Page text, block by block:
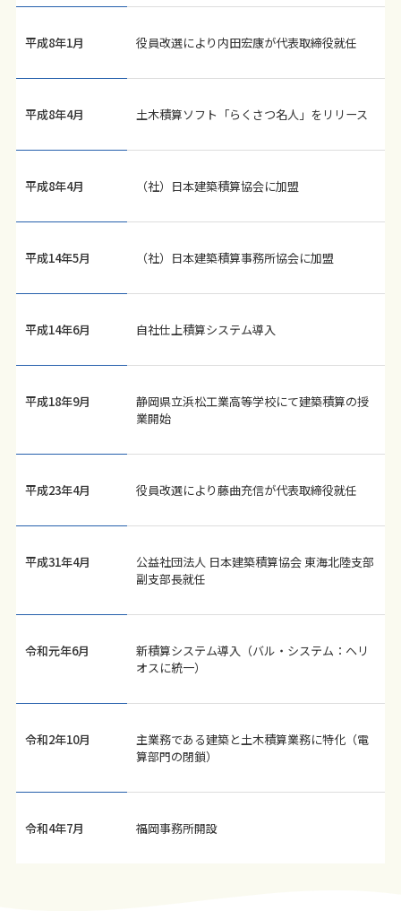
平成8年1月 役員改選により内田宏康が代表取締役就任
平成8年4月 土木積算ソフト「らくさつ名人」をリリース
平成8年4月 （社）日本建築積算協会に加盟
平成14年5月 （社）日本建築積算事務所協会に加盟
平成14年6月 自社仕上積算システム導入
平成18年9月
静岡県立浜松工業高等学校にて建築積算の授
業開始
平成23年4月 役員改選により藤曲充信が代表取締役就任
平成31年4月
公益社団法人 日本建築積算協会 東海北陸支部
副支部長就任
令和元年6月
新積算システム導入（バル・システム：ヘリ
オスに統一）
令和2年10月
主業務である建築と土木積算業務に特化（電
算部門の閉鎖）
令和4年7月 福岡事務所開設